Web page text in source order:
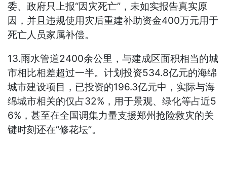
委、政府只上报“因灾死亡”，未如实报告真实原
因，并且违规使用灾后重建补助资金400万元用于
死亡人员家属补偿。
13.雨水管道2400余公里，与建成区面积相当的城
市相比相差超过一半。计划投资534.8亿元的海绵
城市建设项目，已投资的196.3亿元中，实际与海
绵城市相关的仅占32%，用于景观、绿化等占近5
6%，甚至在全国调集力量支援郑州抢险救灾的关
键时刻还在“修花坛”。